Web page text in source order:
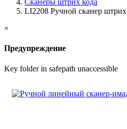
Сканеры штрих кода
LI2208 Ручной сканер штрих
×
Предупреждение
Key folder in safepath unaccessible